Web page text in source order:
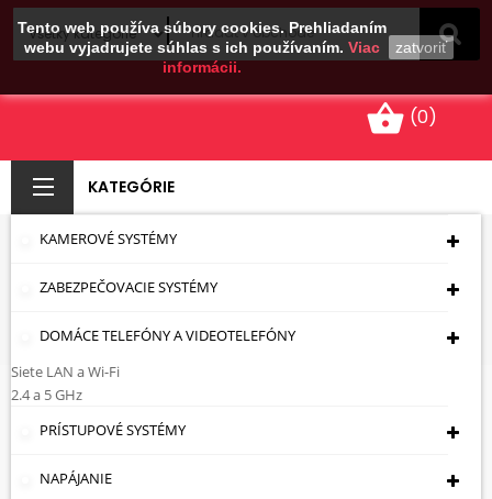
Tento web používa súbory cookies. Prehliadaním
webu vyjadrujete súhlas s ich používaním. Viac
informácii.
zatvoriť
shopping_basket (0)
KATEGÓRIE
KAMEROVÉ SYSTÉMY
ZABEZPEČOVACIE SYSTÉMY
DOMÁCE TELEFÓNY A VIDEOTELEFÓNY
Siete LAN a Wi-Fi
2.4 a 5 GHz
PRÍSTUPOVÉ SYSTÉMY
NAPÁJANIE
ZÁSUVKY
Konektory
Typ CINCH (RCA)
Cena: vzostupne